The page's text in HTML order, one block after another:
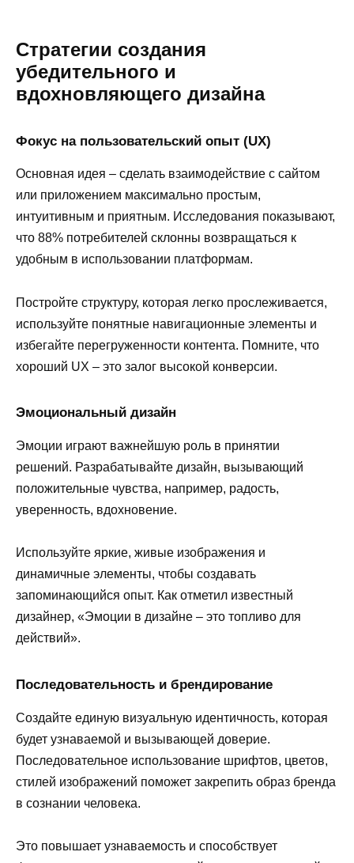
Стратегии создания
убедительного и
вдохновляющего дизайна
Фокус на пользовательский опыт (UX)
Основная идея – сделать взаимодействие с сайтом
или приложением максимально простым,
интуитивным и приятным. Исследования показывают,
что 88% потребителей склонны возвращаться к
удобным в использовании платформам.
Постройте структуру, которая легко прослеживается,
используйте понятные навигационные элементы и
избегайте перегруженности контента. Помните, что
хороший UX – это залог высокой конверсии.
Эмоциональный дизайн
Эмоции играют важнейшую роль в принятии
решений. Разрабатывайте дизайн, вызывающий
положительные чувства, например, радость,
уверенность, вдохновение.
Используйте яркие, живые изображения и
динамичные элементы, чтобы создавать
запоминающийся опыт. Как отметил известный
дизайнер, «Эмоции в дизайне – это топливо для
действий».
Последовательность и брендирование
Создайте единую визуальную идентичность, которая
будет узнаваемой и вызывающей доверие.
Последовательное использование шрифтов, цветов,
стилей изображений поможет закрепить образ бренда
в сознании человека.
Это повышает узнаваемость и способствует